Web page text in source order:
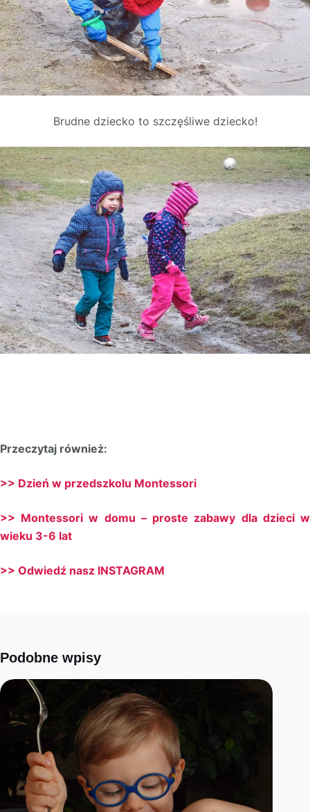
Brudne dziecko to szczęśliwe dziecko!
Przeczytaj również:
>> Dzień w przedszkolu Montessori
>> Montessori w domu – proste zabawy dla dzieci w
wieku 3-6 lat
>> Odwiedź nasz INSTAGRAM
Podobne wpisy